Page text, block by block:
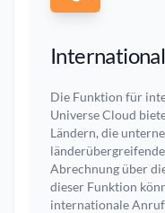
Die Funktion für
Universe Cloud
Ländern, die
Abrechnung über
dieser Funktion
internationale